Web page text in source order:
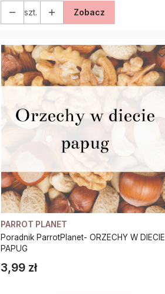
szt. Zobacz
PARROT PLANET
Poradnik ParrotPlanet- ORZECHY W DIECIE
PAPUG
Cena
3,99 zł